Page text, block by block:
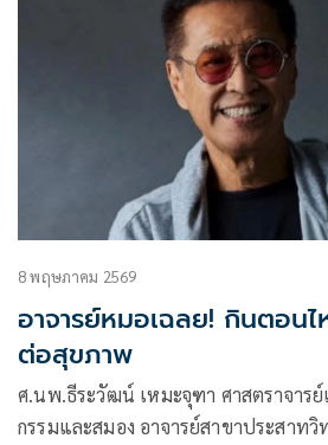
8 พฤษภาคม 2569
อาจารย์หมอเฉลย! กินตอน
ต่อสุขภาพ
ศ.นพ.ธีระวัฒน์ เหมะจุฑา ศาสตราจาร
กรรมและสมอง อาจารย์สาขาประสาทวิ